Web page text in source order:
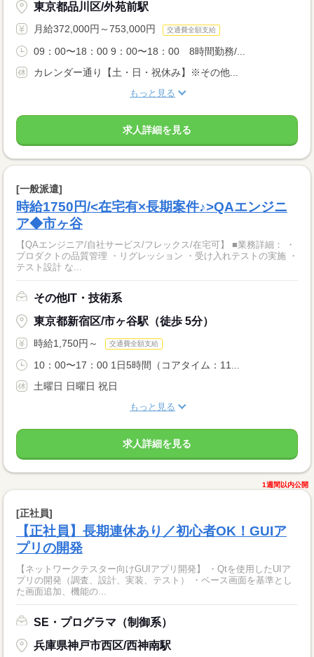
東京都品川区/外苑前駅
月給372,000円～753,000円 交通費全額支給
09：00〜18：00 9：00〜18：00 8時間勤務/...
カレンダー通り【土・日・祝休み】※その他...
もっと見る
求人詳細を見る
[一般派遣]
時給1750円/<在宅有×長期案件♪>QAエンジニ
ア◆市ヶ谷
【QAエンジニア/自社サービス/フレックス/在宅可】 ■業務詳細： ・
プロダクトの品質管理 ・リグレッション ・受け入れテストの実施 ・
テスト設計 な...
その他IT・技術系
東京都新宿区/市ヶ谷駅（徒歩 5分）
時給1,750円～ 交通費全額支給
10：00〜17：00 1日5時間（コアタイム：11...
土曜日 日曜日 祝日
もっと見る
求人詳細を見る
1週間以内公開
[正社員]
【正社員】長期連休あり／初心者OK！GUIア
プリの開発
【ネットワークテスター向けGUIアプリ開発】 ・Qtを使用したUIア
プリの開発（調査、設計、実装、テスト） ・ベース画面を基準とし
た画面追加、機能の...
SE・プログラマ（制御系）
兵庫県神戸市西区/西神南駅